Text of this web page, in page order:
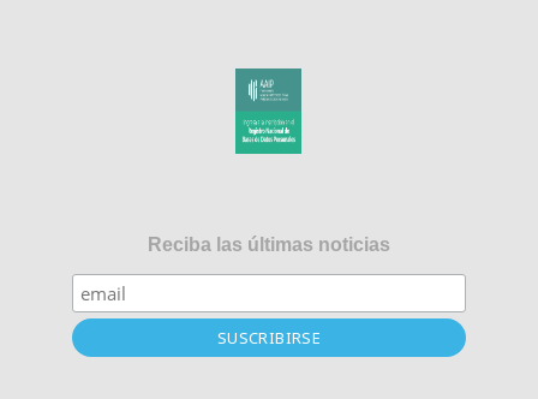
Reciba las últimas noticias